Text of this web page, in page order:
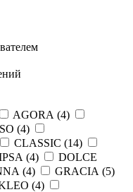
AGORA (4)
(4)
CLASSIC (14)
(4)
DOLCE
(4) GRACIA (5)
(4)